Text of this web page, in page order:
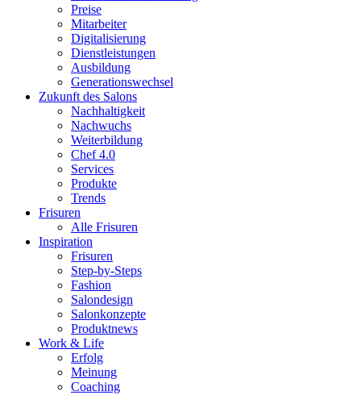
Preise
Mitarbeiter
Digitalisierung
Dienstleistungen
Ausbildung
Generationswechsel
Zukunft des Salons
Nachhaltigkeit
Nachwuchs
Weiterbildung
Chef 4.0
Services
Produkte
Trends
Frisuren
Alle Frisuren
Inspiration
Frisuren
Step-by-Steps
Fashion
Salondesign
Salonkonzepte
Produktnews
Work & Life
Erfolg
Meinung
Coaching